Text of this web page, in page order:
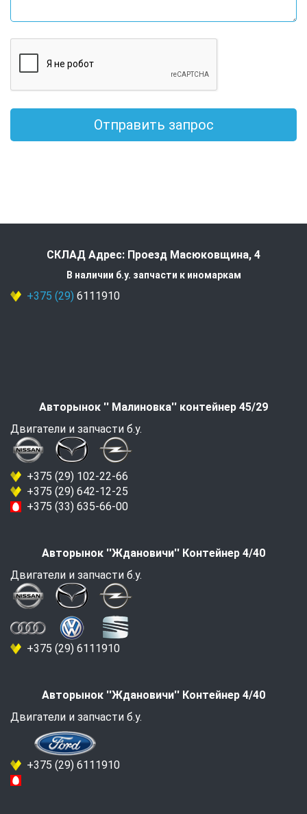
Отправить запрос
СКЛАД Адрес: Проезд Масюковщина, 4
В наличии б.у. запчасти к иномаркам
+375 (29) 6111910
Авторынок '' Малиновка'' контейнер 45/29
Двигатели и запчасти б.у.
+375 (29) 102-22-66
+375 (29) 642-12-25
+375 (33) 635-66-00
Авторынок ''Ждановичи'' Контейнер 4/40
Двигатели и запчасти б.у.
+375 (29) 6111910
Авторынок ''Ждановичи'' Контейнер 4/40
Двигатели и запчасти б.у.
+375 (29) 6111910